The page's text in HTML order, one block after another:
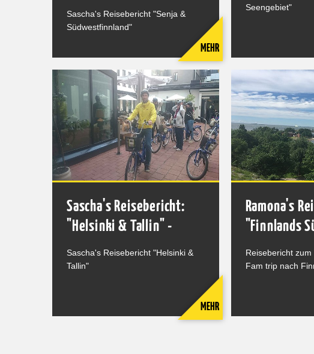
Sascha's Reisebericht "Senja &
Südwestfinnland"
MEHR
Seengebiet"
Sascha's Reisebericht:
"Helsinki & Tallin" -
Sascha's Reisebericht "Helsinki &
Tallin"
MEHR
Ramona's
"Finnlands
Reisebericht
Fam trip nach